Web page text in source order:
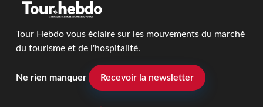
Tour Hebdo vous éclaire sur les mouvements du marché
du tourisme et de l'hospitalité.
Ne rien manquer Recevoir la newsletter